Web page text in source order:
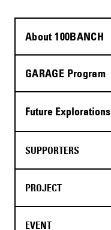
About 100BANCH
GARAGE Program
Future Explorations
SUPPORTERS
PROJECT
EVENT